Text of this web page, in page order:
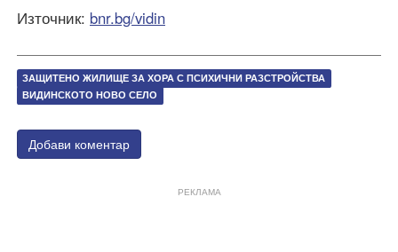
Източник: bnr.bg/vidin
ЗАЩИТЕНО ЖИЛИЩЕ ЗА ХОРА С ПСИХИЧНИ РАЗСТРОЙСТВА
ВИДИНСКОТО НОВО СЕЛО
Добави коментар
РЕКЛАМА